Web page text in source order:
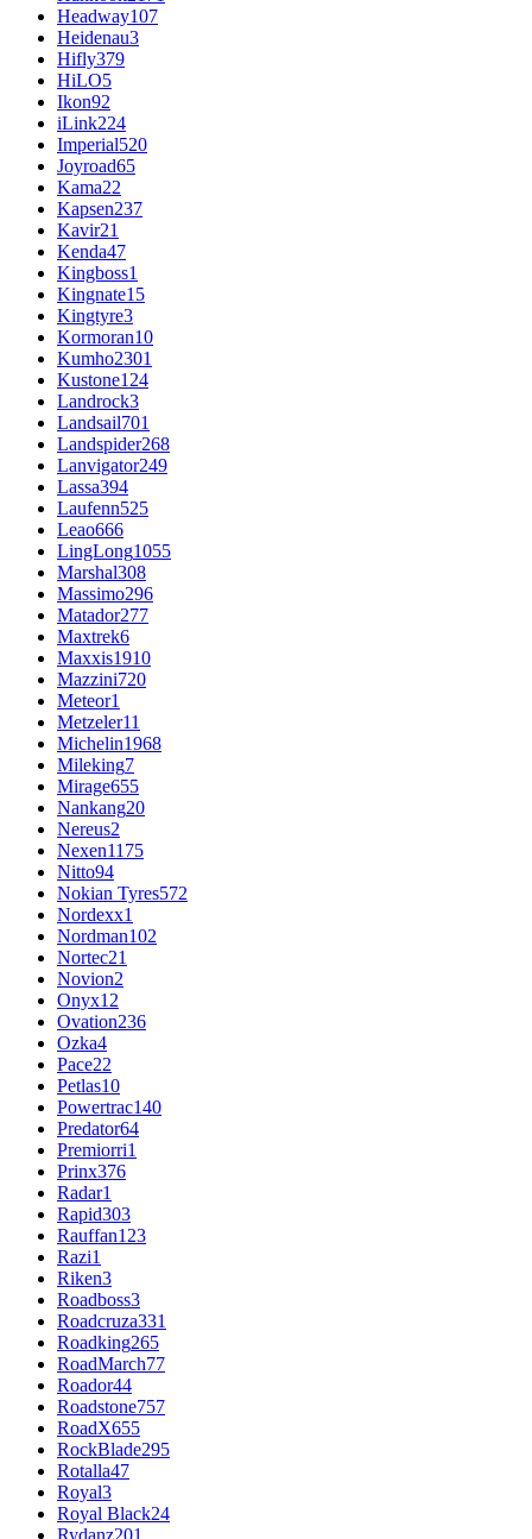
Headway107
Heidenau3
Hifly379
HiLO5
Ikon92
iLink224
Imperial520
Joyroad65
Kama22
Kapsen237
Kavir21
Kenda47
Kingboss1
Kingnate15
Kingtyre3
Kormoran10
Kumho2301
Kustone124
Landrock3
Landsail701
Landspider268
Lanvigator249
Lassa394
Laufenn525
Leao666
LingLong1055
Marshal308
Massimo296
Matador277
Maxtrek6
Maxxis1910
Mazzini720
Meteor1
Metzeler11
Michelin1968
Mileking7
Mirage655
Nankang20
Nereus2
Nexen1175
Nitto94
Nokian Tyres572
Nordexx1
Nordman102
Nortec21
Novion2
Onyx12
Ovation236
Ozka4
Pace22
Petlas10
Powertrac140
Predator64
Premiorri1
Prinx376
Radar1
Rapid303
Rauffan123
Razi1
Riken3
Roadboss3
Roadcruza331
Roadking265
RoadMarch77
Roador44
Roadstone757
RoadX655
RockBlade295
Rotalla47
Royal3
Royal Black24
Rydanz201